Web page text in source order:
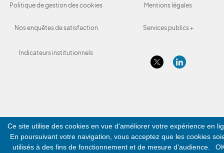
Politique de gestion des cookies Mentions légales
Nos enquêtes de satisfaction Services publics +
Indicateurs institutionnels
Ce site utilise des cookies en vue d'améliorer votre expérience en
En poursuivant votre navigation, vous acceptez que les cookies
utilisés à des fins de fonctionnement et de mesure d’audience.